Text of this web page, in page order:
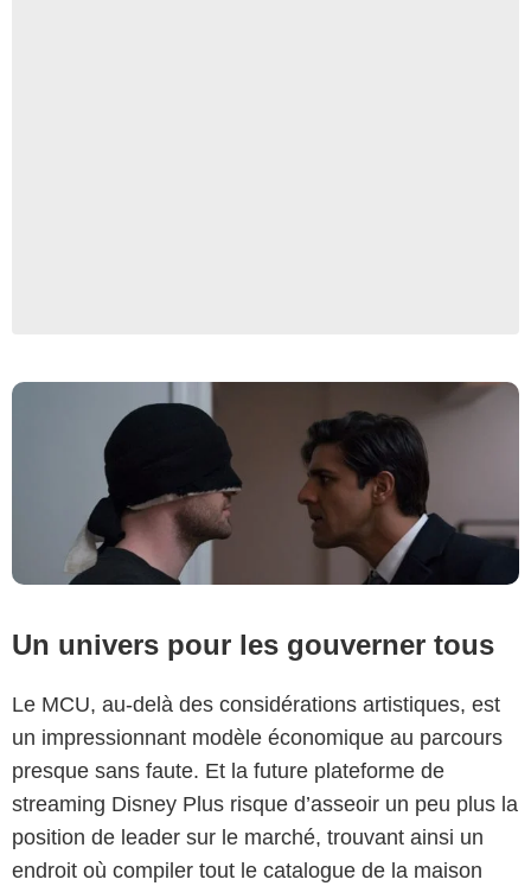
Un univers pour les gouverner tous
Le MCU, au-delà des considérations artistiques, est
un impressionnant modèle économique au parcours
presque sans faute. Et la future plateforme de
streaming Disney Plus risque d’asseoir un peu plus la
position de leader sur le marché, trouvant ainsi un
endroit où compiler tout le catalogue de la maison